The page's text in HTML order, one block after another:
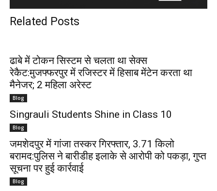
Related Posts
ढाबे में टोकन सिस्टम से चलता था सेक्स
रेकैट:मुजफ्फरपुर में रजिस्टर में हिसाब मेंटेन करता था
मैनेजर; 2 महिला अरेस्ट
Blog
Singrauli Students Shine in Class 10
Blog
जमशेदपुर में गांजा तस्कर गिरफ्तार, 3.71 किलो
बरामद:पुलिस ने बारीडीह इलाके से आरोपी को पकड़ा, गुप्त
सूचना पर हुई कार्रवाई
Blog